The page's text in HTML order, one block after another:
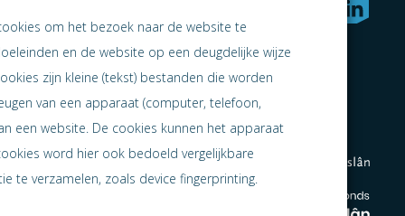
naar samen ondernemen
om het bezoek naar de website te
en de website op een deugdelijke wijze
zijn kleine (tekst) bestanden die worden
van een apparaat (computer, telefoon,
een website. De cookies kunnen het apparaat
word hier ook bedoeld vergelijkbare
te verzamelen, zoals device fingerprinting.